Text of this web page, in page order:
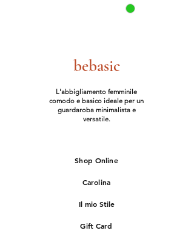
bebasic
L'abbigliamento femminile
comodo e basico ideale per un
guardaroba minimalista e
versatile.
Shop Online
Carolina
Il mio Stile
Gift Card